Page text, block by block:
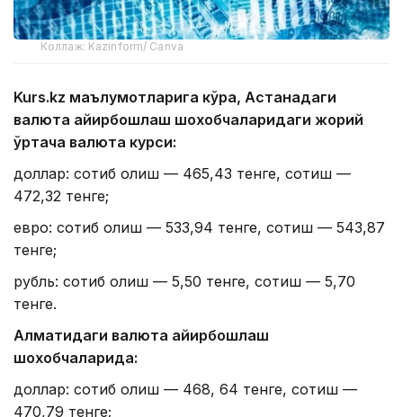
Коллаж: Kazinform/ Canva
Kurs.kz маълумотларига кўра, Астанадаги
валюта айирбошлаш шохобчаларидаги жорий
ўртача валюта курси:
доллар: сотиб олиш — 465,43 тенге, сотиш —
472,32 тенге;
евро: сотиб олиш — 533,94 тенге, сотиш — 543,87
тенге;
рубль: сотиб олиш — 5,50 тенге, сотиш — 5,70
тенге.
Алматидаги валюта айирбошлаш
шохобчаларида:
доллар: сотиб олиш — 468, 64 тенге, сотиш —
470,79 тенге;